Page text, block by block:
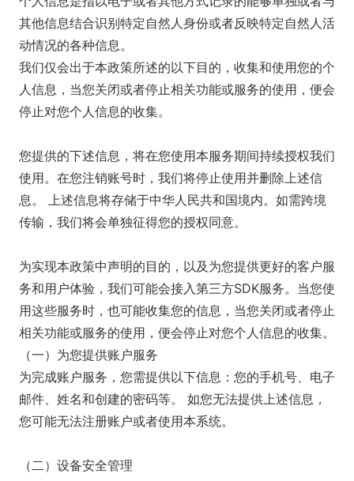
其他信息结合识别特定自然人身份或者反映特定自然人活
动情况的各种信息。
我们仅会出于本政策所述的以下目的，收集和使用您的个
人信息，当您关闭或者停止相关功能或服务的使用，便会
停止对您个人信息的收集。
您提供的下述信息，将在您使用本服务期间持续授权我们
使用。在您注销账号时，我们将停止使用并删除上述信
息。 上述信息将存储于中华人民共和国境内。如需跨境
传输，我们将会单独征得您的授权同意。
为实现本政策中声明的目的，以及为您提供更好的客户服
务和用户体验，我们可能会接入第三方SDK服务。当您使
用这些服务时，也可能收集您的信息，当您关闭或者停止
相关功能或服务的使用，便会停止对您个人信息的收集。
（一）为您提供账户服务
为完成账户服务，您需提供以下信息：您的手机号、电子
邮件、姓名和创建的密码等。 如您无法提供上述信息，
您可能无法注册账户或者使用本系统。
（二）设备安全管理